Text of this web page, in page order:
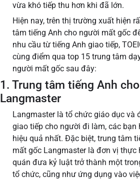
vừa khó tiếp thu hơn khi đã lớn.
Hiện nay, trên thị trường xuất hiện
tâm tiếng Anh cho người mất gốc
nhu cầu từ tiếng Anh giao tiếp,
cùng điểm qua top 15 trung tâm
người mất gốc sau đây:
1. Trung tâm tiếng Anh
Langmaster
Langmaster là tổ chức giáo dục và
giao tiếp cho người đi làm, các bạn
hiệu quả nhất. Đặc biệt, trung tâm
mất gốc Langmaster là đơn vị thực
quán đưa kỷ luật trở thành một
tổ chức, cũng như ứng dụng vào